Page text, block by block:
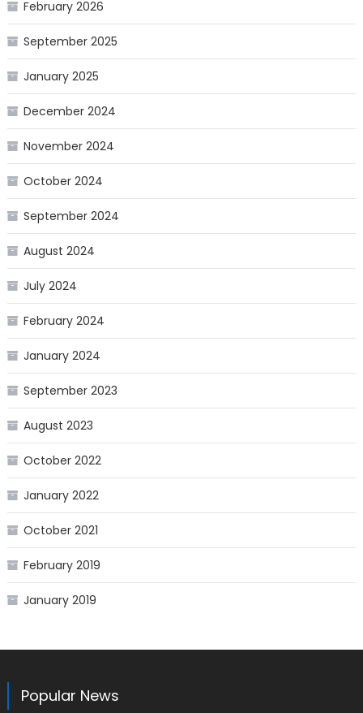
February 2026
September 2025
January 2025
December 2024
November 2024
October 2024
September 2024
August 2024
July 2024
February 2024
January 2024
September 2023
August 2023
October 2022
January 2022
October 2021
February 2019
January 2019
Popular News